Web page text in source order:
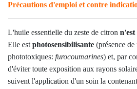
Précautions d'emploi et contre
L'huile essentielle du zeste de citron n'est
Elle est photosensibilisante (présence
phototoxiques: furocoumarines) et, par
d'éviter toute exposition aux rayons
suivent l'application d'un soin la